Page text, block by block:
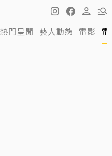
熱門星聞 藝人動態 電影